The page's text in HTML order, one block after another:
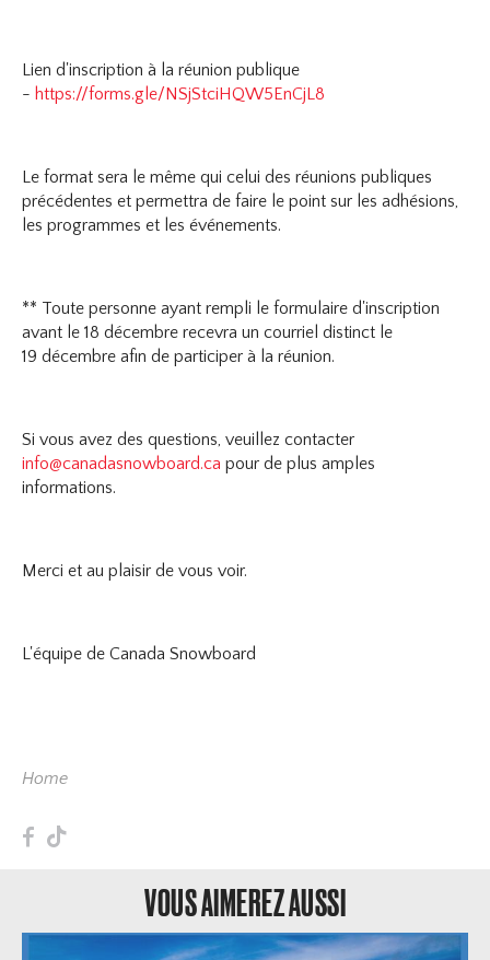
Lien d'inscription à la réunion publique
- https://forms.gle/NSjStciHQW5EnCjL8
Le format sera le même qui celui des réunions publiques
précédentes et permettra de faire le point sur les adhésions,
les programmes et les événements.
** Toute personne ayant rempli le formulaire d'inscription
avant le 18 décembre recevra un courriel distinct le
19 décembre afin de participer à la réunion.
Si vous avez des questions, veuillez contacter
info@canadasnowboard.ca pour de plus amples
informations.
Merci et au plaisir de vous voir.
L'équipe de Canada Snowboard
Home
F T
VOUS AIMEREZ AUSSI